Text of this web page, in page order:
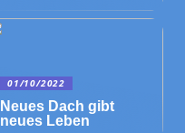
01/10/2022
Neues Dach gibt
neues Leben